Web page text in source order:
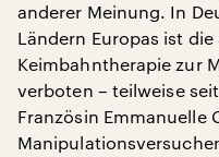
anderer Meinung. In
Ländern Europas ist
Keimbahntherapie zur
verboten – teilweise
Französin Emmanuelle